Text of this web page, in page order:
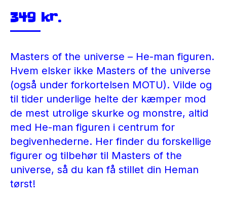
349 kr.
Masters of the universe – He-man figuren.
Hvem elsker ikke Masters of the universe
(også under forkortelsen MOTU). Vilde og
til tider underlige helte der kæmper mod
de mest utrolige skurke og monstre, altid
med He-man figuren i centrum for
begivenhederne. Her finder du forskellige
figurer og tilbehør til Masters of the
universe, så du kan få stillet din Heman
tørst!